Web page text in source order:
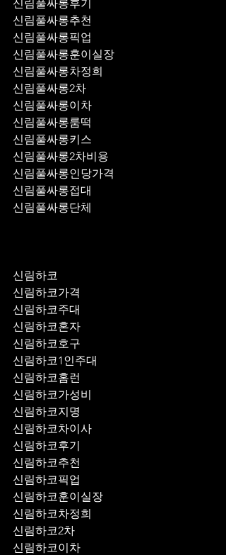
신림풀싸롱후기
신림풀싸롱추천
신림풀싸롱훈이실장
신림풀싸롱차정희
신림풀싸롱2차
신림풀싸롱이차
신림풀싸롱룸떡
신림풀싸롱키스
신림풀싸롱2차비용
신림풀싸롱인당가격
신림풀싸롱접대
신림풀싸롱단체
신림하코
신림하코가격
신림하코주대
신림하코혼자
신림하코호구
신림하코1인주대
신림하코홈런
신림하코가성비
신림하코지명
신림하코차이사
신림하코후기
신림하코추천
신림하코훈이실장
신림하코차정희
신림하코2차
신림하코이차